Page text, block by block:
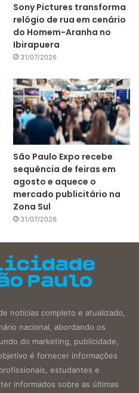
Sony Pictures transforma
relógio de rua em cenário
do Homem-Aranha no
Ibirapuera
31/07/2026
São Paulo Expo recebe
sequência de feiras em
agosto e aquece o
mercado publicitário na
Zona Sul
31/07/2026
notícias completo e atualizado,
nacional, abordando os
do marketing, publicidade,
é fornecer informações
estudantes e
informados sobre as últimas